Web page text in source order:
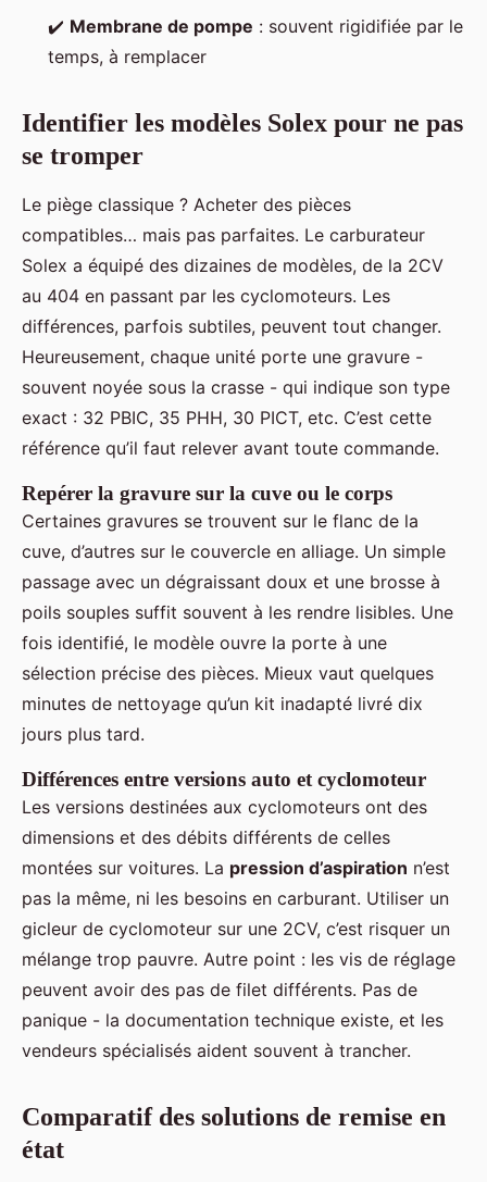
✔️ Membrane de pompe : souvent rigidifiée par le
temps, à remplacer
Identifier les modèles Solex pour ne pas
se tromper
Le piège classique ? Acheter des pièces
compatibles… mais pas parfaites. Le carburateur
Solex a équipé des dizaines de modèles, de la 2CV
au 404 en passant par les cyclomoteurs. Les
différences, parfois subtiles, peuvent tout changer.
Heureusement, chaque unité porte une gravure -
souvent noyée sous la crasse - qui indique son type
exact : 32 PBIC, 35 PHH, 30 PICT, etc. C’est cette
référence qu’il faut relever avant toute commande.
Repérer la gravure sur la cuve ou le corps
Certaines gravures se trouvent sur le flanc de la
cuve, d’autres sur le couvercle en alliage. Un simple
passage avec un dégraissant doux et une brosse à
poils souples suffit souvent à les rendre lisibles. Une
fois identifié, le modèle ouvre la porte à une
sélection précise des pièces. Mieux vaut quelques
minutes de nettoyage qu’un kit inadapté livré dix
jours plus tard.
Différences entre versions auto et cyclomoteur
Les versions destinées aux cyclomoteurs ont des
dimensions et des débits différents de celles
montées sur voitures. La pression d’aspiration n’est
pas la même, ni les besoins en carburant. Utiliser un
gicleur de cyclomoteur sur une 2CV, c’est risquer un
mélange trop pauvre. Autre point : les vis de réglage
peuvent avoir des pas de filet différents. Pas de
panique - la documentation technique existe, et les
vendeurs spécialisés aident souvent à trancher.
Comparatif des solutions de remise en
état